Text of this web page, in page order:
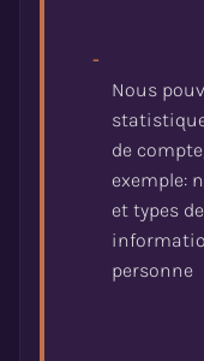
-
Nous
de
exemple:
et types